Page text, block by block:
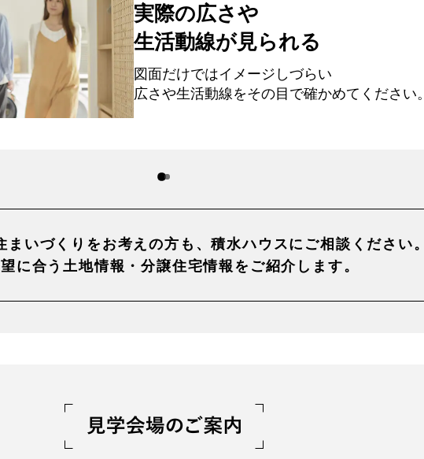
実際の広さや
生活動線が見られる
図面だけではイメージしづらい
広さや生活動線をその目で確かめてください。
まいづくりを お考えの方も、積水ハウスに ご相談ください。
に合う土地情報・分譲住宅情報をご紹介します。